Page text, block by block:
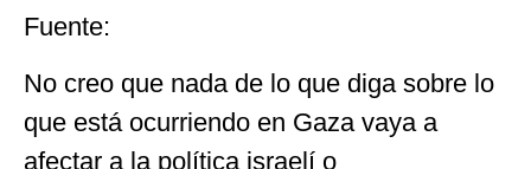
Fuente:
No creo que nada de lo que diga sobre lo
que está ocurriendo en Gaza vaya a
afectar a la política israelí o